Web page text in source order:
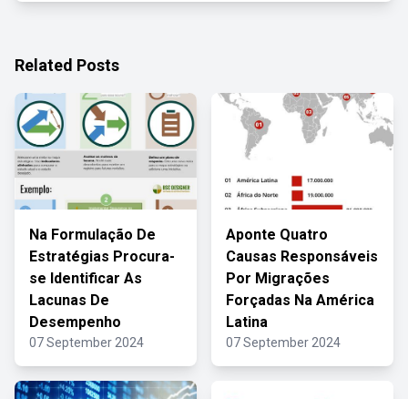
Related Posts
Na Formulação De
Estratégias Procura-
se Identificar As
Lacunas De
Desempenho
07 September 2024
Aponte Quatro
Causas Responsáveis
Por Migrações
Forçadas Na América
Latina
07 September 2024